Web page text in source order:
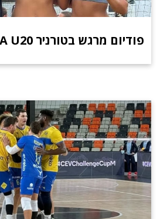
פודיום מרגש בטורניר MEVZA U20 בסלובניה!